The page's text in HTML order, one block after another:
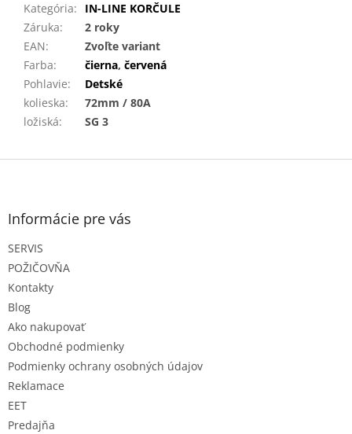
Kategória:
IN-LINE KORČULE
Záruka:
2 roky
EAN:
Zvoľte variant
Farba: čierna, červená
Pohlavie:
Detské
kolieska:
72mm / 80A
ložiská: SG 3
Z
Informácie pre vás
SERVIS
POŽIČOVŇA
Kontakty
Blog
Ako nakupovať
Obchodné podmienky
Podmienky ochrany osobných údajov
Reklamace
EET
Predajňa